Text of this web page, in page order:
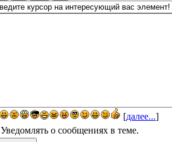
[далее...]
Уведомлять о сообщениях в теме.